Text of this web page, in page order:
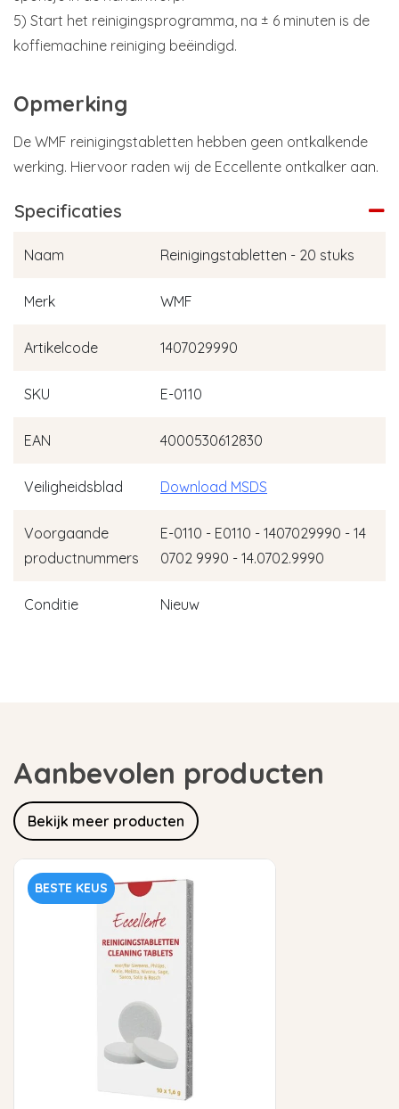
5) Start het reinigingsprogramma, na ± 6 minuten is de
koffiemachine reiniging beëindigd.
Opmerking
De WMF reinigingstabletten hebben geen ontkalkende
werking. Hiervoor raden wij de Eccellente ontkalker aan.
Specificaties
Naam Reinigingstabletten - 20 stuks
Merk WMF
Artikelcode 1407029990
SKU E-0110
EAN 4000530612830
Veiligheidsblad Download MSDS
Voorgaande
productnummers
E-0110 - E0110 - 1407029990 - 14
0702 9990 - 14.0702.9990
Conditie Nieuw
Aanbevolen producten
Bekijk meer producten
BESTE KEUS